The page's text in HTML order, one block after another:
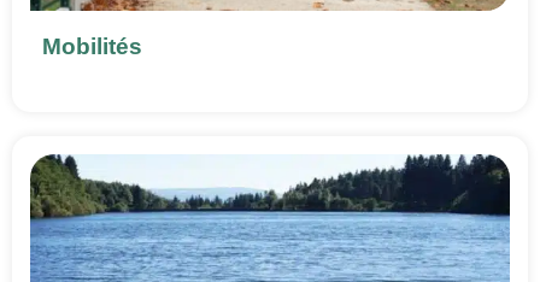
Mobilités